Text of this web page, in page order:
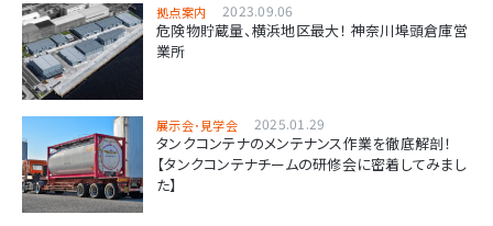
拠点案内 2023.09.06
危険物貯蔵量、横浜地区最大！ 神奈川埠頭倉庫営
業所
展示会･見学会 2025.01.29
タンクコンテナのメンテナンス作業を徹底解剖！
【タンクコンテナチームの研修会に密着してみまし
た】